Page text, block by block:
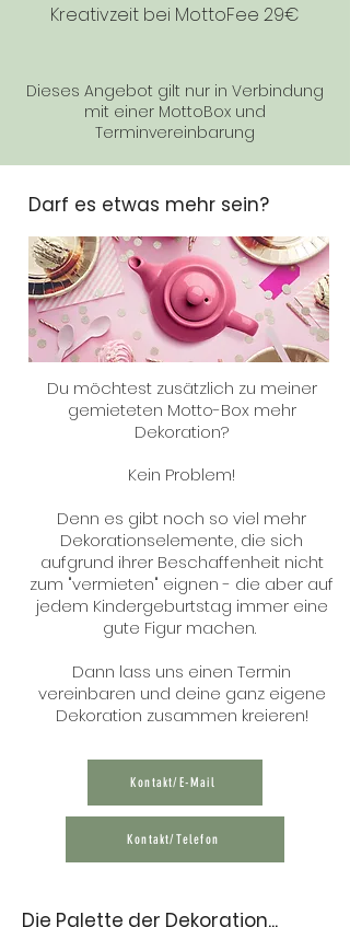
Kreativzeit bei MottoFee 29€
Dieses Angebot gilt nur in Verbindung
mit einer MottoBox und
Terminvereinbarung
Darf es etwas mehr sein?
Du möchtest zusätzlich zu meiner
gemieteten Motto-Box mehr
Dekoration?
Kein Problem!
Denn es gibt noch so viel mehr
Dekorationselemente, die sich
aufgrund ihrer Beschaffenheit nicht
zum "vermieten" eignen - die aber auf
jedem Kindergeburtstag immer eine
gute Figur machen.
Dann lass uns einen Termin
vereinbaren und deine ganz eigene
Dekoration zusammen kreieren!
Kontakt/E-Mail
Kontakt/Telefon
Die Palette der Dekoration...